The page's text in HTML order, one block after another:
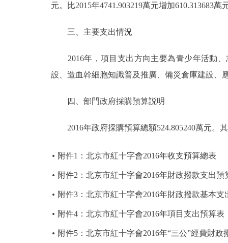
元。比2015年4741.903219萬元增加610.313683萬
三、主要支出情況
2016年，項目支出方向主要為青少年活動、
設、造血幹細胞知識普及推廣、備災倉庫建設、
四、部門政府採購預算説明
2016年政府採購預算總額524.805240萬元。其
附件1：北京市紅十字會2016年收支預算總表
附件2：北京市紅十字會2016年財政撥款支出預
附件3：北京市紅十字會2016年財政撥款基本
附件4：北京市紅十字會2016年項目支出預算表
附件5：北京市紅十字會2016年“三公”經費財政